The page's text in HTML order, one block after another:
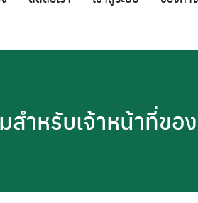
ำหรับเจ้าหน้าที่ขอ